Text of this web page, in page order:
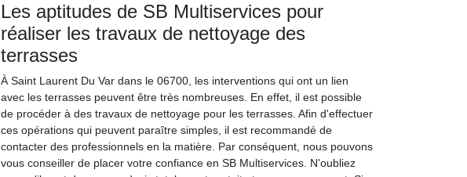
Les aptitudes de SB Multiservices pour
réaliser les travaux de nettoyage des
terrasses
À Saint Laurent Du Var dans le 06700, les interventions qui ont un lien
avec les terrasses peuvent être très nombreuses. En effet, il est possible
de procéder à des travaux de nettoyage pour les terrasses. Afin d'effectuer
ces opérations qui peuvent paraître simples, il est recommandé de
contacter des professionnels en la matière. Par conséquent, nous pouvons
vous conseiller de placer votre confiance en SB Multiservices. N'oubliez